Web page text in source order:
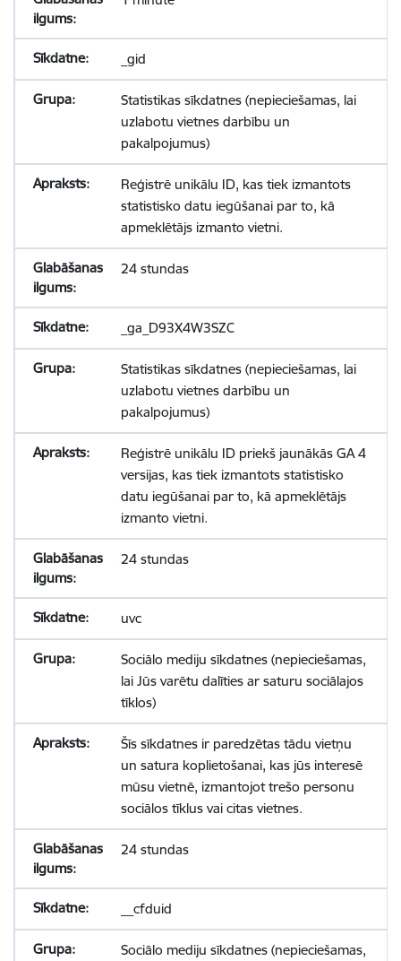
_gid
Statistikas sīkdatnes (nepieciešamas, lai
uzlabotu vietnes darbību un
pakalpojumus)
Reģistrē unikālu ID, kas tiek izmantots
statistisko datu iegūšanai par to, kā
apmeklētājs izmanto vietni.
24 stundas
_ga_D93X4W3SZC
Statistikas sīkdatnes (nepieciešamas, lai
uzlabotu vietnes darbību un
pakalpojumus)
Reģistrē unikālu ID priekš jaunākās GA 4
versijas, kas tiek izmantots statistisko
datu iegūšanai par to, kā apmeklētājs
izmanto vietni.
24 stundas
uvc
Sociālo mediju sīkdatnes (nepieciešamas,
lai Jūs varētu dalīties ar saturu sociālajos
tīklos)
Šīs sīkdatnes ir paredzētas tādu vietņu
un satura koplietošanai, kas jūs interesē
mūsu vietnē, izmantojot trešo personu
sociālos tīklus vai citas vietnes.
24 stundas
__cfduid
Sociālo mediju sīkdatnes (nepieciešamas,